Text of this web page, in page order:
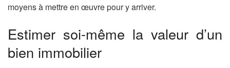
moyens à mettre en œuvre pour y arriver.
Estimer soi-même la valeur d’un
bien immobilier